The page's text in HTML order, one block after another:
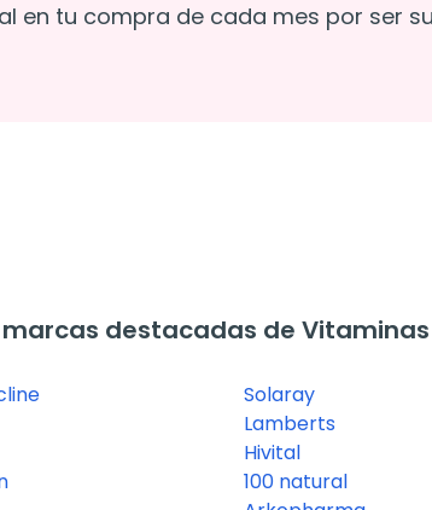
en tu compra de cada mes por ser
destacadas de Vitaminas
Solaray
Lamberts
Hivital
100 natural